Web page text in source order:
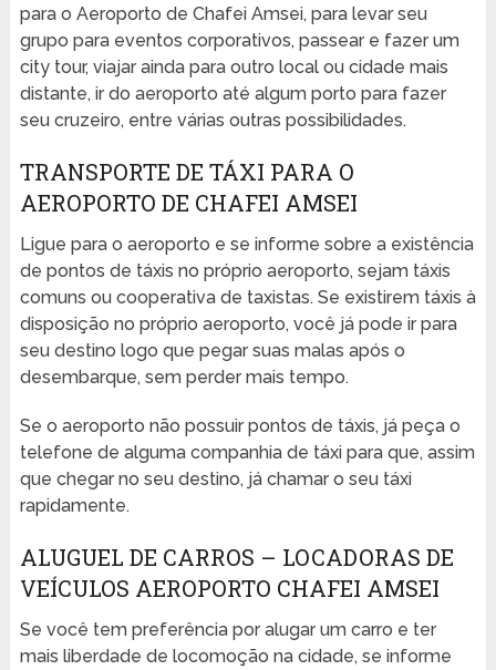
para o Aeroporto de Chafei Amsei, para levar seu
grupo para eventos corporativos, passear e fazer um
city tour, viajar ainda para outro local ou cidade mais
distante, ir do aeroporto até algum porto para fazer
seu cruzeiro, entre várias outras possibilidades.
TRANSPORTE DE TÁXI PARA O
AEROPORTO DE CHAFEI AMSEI
Ligue para o aeroporto e se informe sobre a existência
de pontos de táxis no próprio aeroporto, sejam táxis
comuns ou cooperativa de taxistas. Se existirem táxis à
disposição no próprio aeroporto, você já pode ir para
seu destino logo que pegar suas malas após o
desembarque, sem perder mais tempo.
Se o aeroporto não possuir pontos de táxis, já peça o
telefone de alguma companhia de táxi para que, assim
que chegar no seu destino, já chamar o seu táxi
rapidamente.
ALUGUEL DE CARROS – LOCADORAS DE
VEÍCULOS AEROPORTO CHAFEI AMSEI
Se você tem preferência por alugar um carro e ter
mais liberdade de locomoção na cidade, se informe